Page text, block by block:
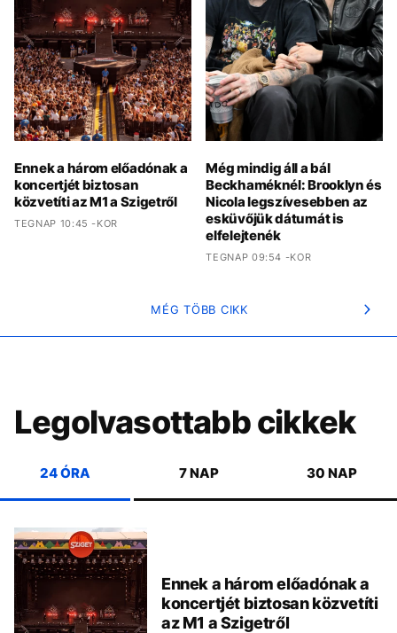
Ennek a három előadónak a
koncertjét biztosan
közvetíti az M1 a Szigetről
TEGNAP 10:45 -KOR
Még mindig áll a bál
Beckhaméknél: Brooklyn és
Nicola legszívesebben az
esküvőjük dátumát is
elfelejtenék
TEGNAP 09:54 -KOR
MÉG TÖBB CIKK
Legolvasottabb cikkek
24 ÓRA 7 NAP 30 NAP
Ennek a három előadónak a
koncertjét biztosan közvetíti
az M1 a Szigetről